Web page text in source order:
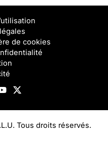
de cookies
Tous droits réservés.